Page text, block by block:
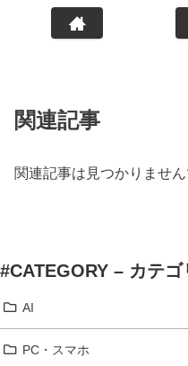
関連記事
関連記事は見つかりません
#CATEGORY – カテゴ
AI
PC・スマホ